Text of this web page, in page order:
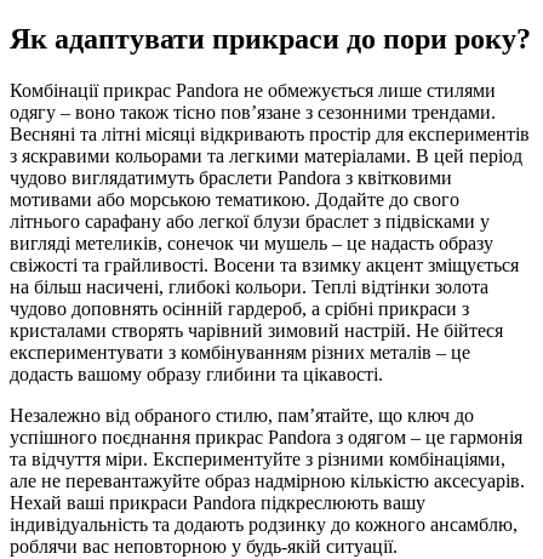
Як адаптувати прикраси до пори року?
Комбінації прикрас Pandora не обмежується лише стилями
одягу – воно також тісно пов’язане з сезонними трендами.
Весняні та літні місяці відкривають простір для експериментів
з яскравими кольорами та легкими матеріалами. В цей період
чудово виглядатимуть браслети Pandora з квітковими
мотивами або морською тематикою. Додайте до свого
літнього сарафану або легкої блузи браслет з підвісками у
вигляді метеликів, сонечок чи мушель – це надасть образу
свіжості та грайливості. Восени та взимку акцент зміщується
на більш насичені, глибокі кольори. Теплі відтінки золота
чудово доповнять осінній гардероб, а срібні прикраси з
кристалами створять чарівний зимовий настрій. Не бійтеся
експериментувати з комбінуванням різних металів – це
додасть вашому образу глибини та цікавості.
Незалежно від обраного стилю, пам’ятайте, що ключ до
успішного поєднання прикрас Pandora з одягом – це гармонія
та відчуття міри. Експериментуйте з різними комбінаціями,
але не перевантажуйте образ надмірною кількістю аксесуарів.
Нехай ваші прикраси Pandora підкреслюють вашу
індивідуальність та додають родзинку до кожного ансамблю,
роблячи вас неповторною у будь-якій ситуації.